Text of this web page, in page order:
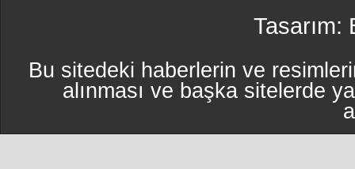
Tasarım:
Bu sitedeki haberlerin ve
alınması ve başka sitelerde